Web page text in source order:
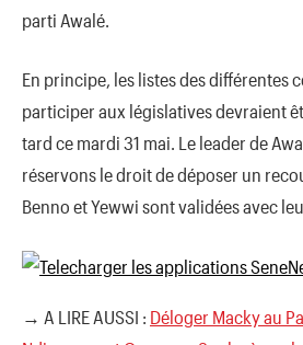
parti Awalé.
En principe, les listes des différentes
participer aux législatives devraient
tard ce mardi 31 mai. Le leader de
réservons le droit de déposer un
Benno et Yewwi sont validées avec
→ A LIRE AUSSI : Déloger Macky au